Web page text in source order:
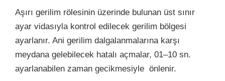
Aşırı gerilim rölesinin üzerinde bulunan üst sınır
ayar vidasıyla kontrol edilecek gerilim bölgesi
ayarlanır. Ani gerilim dalgalanmalarına karşı
meydana gelebilecek hatalı açmalar, 01–10 sn.
ayarlanabilen zaman gecikmesiyle önlenir.